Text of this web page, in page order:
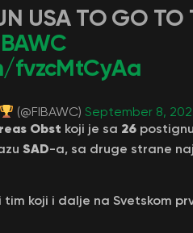
USA TO GO TO
fvzcMtCyAa
(@FIBAWC)September 8,
Obst koji je sa 26
SAD-a, sa druge strane
koji i dalje na Svetskom